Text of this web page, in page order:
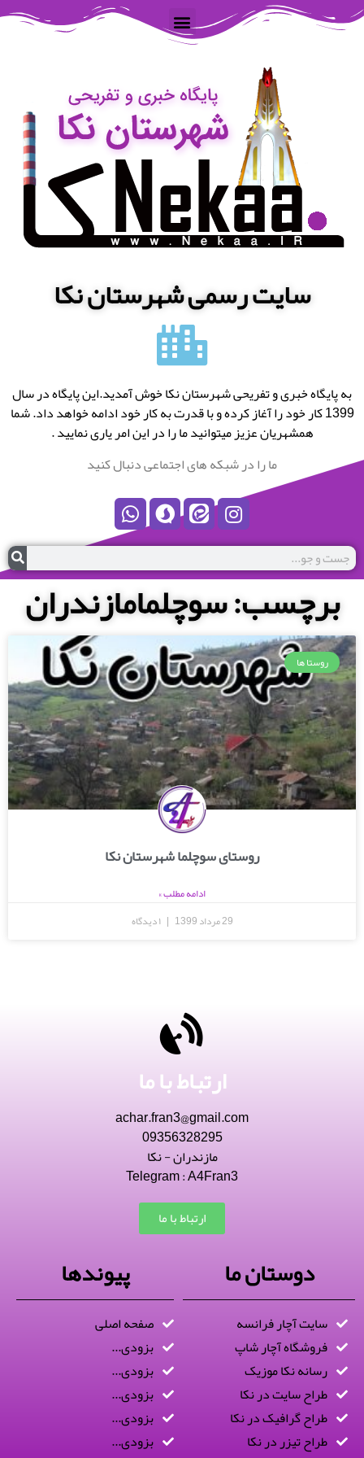
سایت رسمی شهرستان نکا
به پایگاه خبری و تفریحی شهرستان نکا خوش آمدید.این پایگاه در سال
1399 کار خود را آغاز کرده و با قدرت به کار خود ادامه خواهد داد. شما
همشهریان عزیز میتوانید ما را در این امر یاری نمایید .
ما را در شبکه های اجتماعی دنبال کنید
برچسب: سوچلمامازندران
روستا ها
روستای سوچلما شهرستان نکا
ادامه مطلب »
29 مرداد 1399
۱ دیدگاه
ارتباط با ما
achar.fran3@gmail.com
09356328295
مازندران - نکا
Telegram : A4Fran3
ارتباط با ما
دوستان ما
سایت آچار فرانسه
فروشگاه آچار شاپ
رسانه نکا موزیک
طراح سایت در نکا
طراح گرافیک در نکا
طراح تیزر در نکا
پیوندها
صفحه اصلی
بزودی...
بزودی...
بزودی...
بزودی...
بزودی...